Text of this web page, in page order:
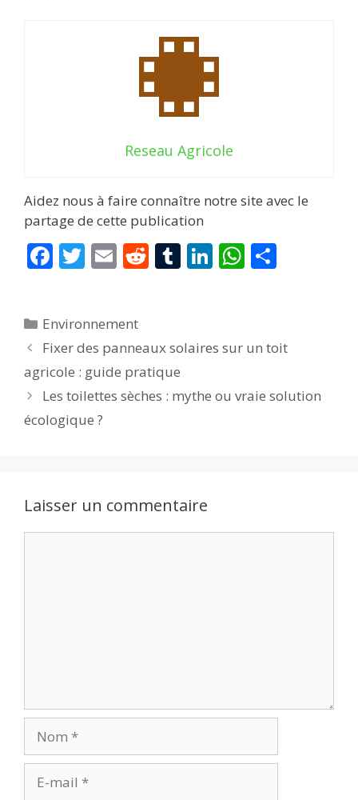
Reseau Agricole
Aidez nous à faire connaître notre site avec le
partage de cette publication
F
b
o
o
k
T
er
E
l
R
t
T
r
Li
dI
W
A
p
p
er
Catégories
Environnement
Fixer des panneaux solaires sur un toit
agricole : guide pratique
Les toilettes sèches : mythe ou vraie solution
écologique ?
Laisser un commentaire
mail